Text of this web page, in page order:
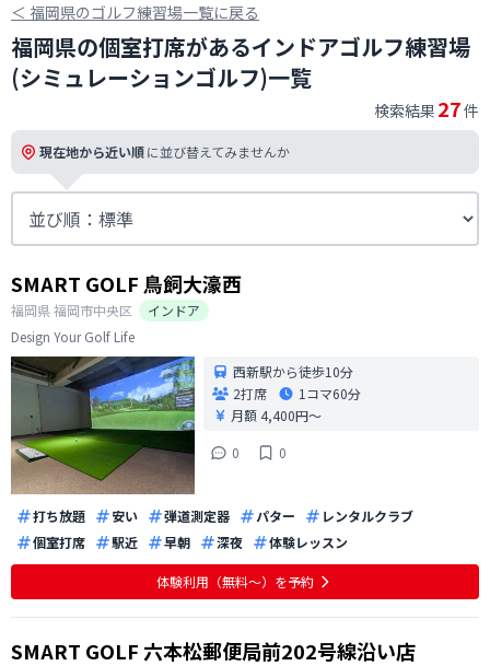
＜ 福岡県のゴルフ練習場一覧に戻る
福岡県の個室打席があるインドアゴルフ練習場
(シミュレーションゴルフ)一覧
検索結果 27件
現在地から近い順に並び替えてみませんか
SMART GOLF 鳥飼大濠西
福岡県福岡市中央区
インドア
Design Your Golf Life
西新駅から徒歩10分
2打席
1コマ60分
月額 4,400円〜
0
0
打ち放題 安い 弾道測定器 パター
レンタルクラブ
個室打席
駅近 早朝 深夜 体験レッスン
体験利用（無料〜）を予約
SMART GOLF 六本松郵便局前202号線沿い店